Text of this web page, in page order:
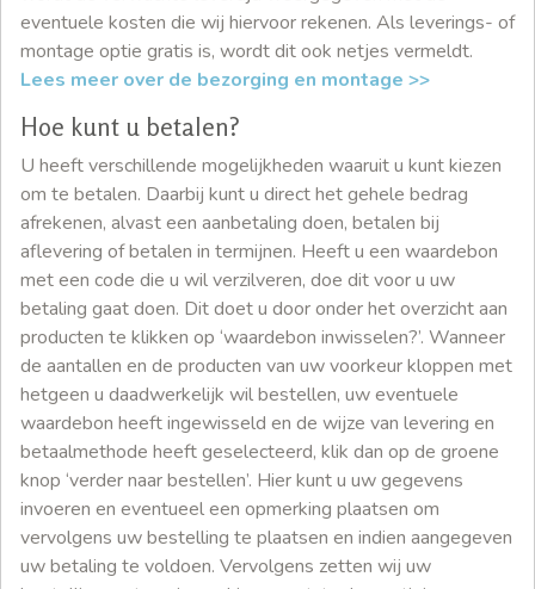
eventuele kosten die wij hiervoor rekenen. Als leverings- of
montage optie gratis is, wordt dit ook netjes vermeldt.
Lees meer over de bezorging en montage >>
Hoe kunt u betalen?
U heeft verschillende mogelijkheden waaruit u kunt kiezen
om te betalen. Daarbij kunt u direct het gehele bedrag
afrekenen, alvast een aanbetaling doen, betalen bij
aflevering of betalen in termijnen. Heeft u een waardebon
met een code die u wil verzilveren, doe dit voor u uw
betaling gaat doen. Dit doet u door onder het overzicht aan
producten te klikken op ‘waardebon inwisselen?’. Wanneer
de aantallen en de producten van uw voorkeur kloppen met
hetgeen u daadwerkelijk wil bestellen, uw eventuele
waardebon heeft ingewisseld en de wijze van levering en
betaalmethode heeft geselecteerd, klik dan op de groene
knop ‘verder naar bestellen’. Hier kunt u uw gegevens
invoeren en eventueel een opmerking plaatsen om
vervolgens uw bestelling te plaatsen en indien aangegeven
uw betaling te voldoen. Vervolgens zetten wij uw